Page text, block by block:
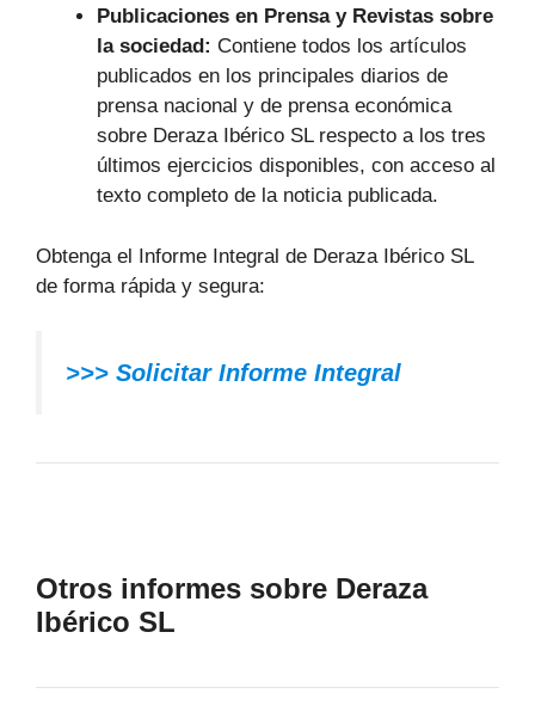
Publicaciones en Prensa y Revistas sobre
la sociedad: Contiene todos los artículos
publicados en los principales diarios de
prensa nacional y de prensa económica
sobre Deraza Ibérico SL respecto a los tres
últimos ejercicios disponibles, con acceso al
texto completo de la noticia publicada.
Obtenga el Informe Integral de Deraza Ibérico SL
de forma rápida y segura:
>>> Solicitar Informe Integral
Otros informes sobre Deraza
Ibérico SL